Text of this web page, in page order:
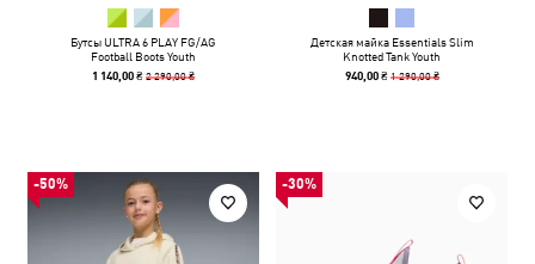
Бутсы ULTRA 6 PLAY FG/AG
Football Boots Youth
1 140,00 ₴2 290,00 ₴
Детская майка Essentials Slim
Knotted Tank Youth
940,00 ₴ 1 290,00 ₴
-50% -30%